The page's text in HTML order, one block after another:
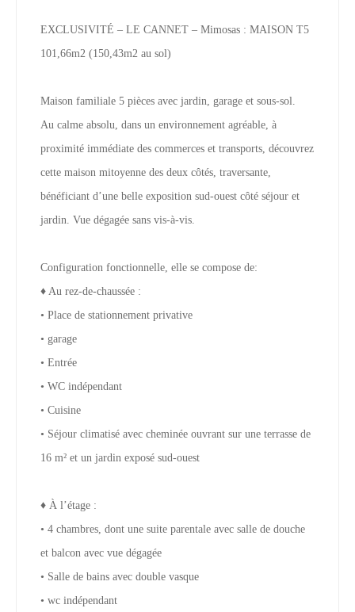
EXCLUSIVITÉ – LE CANNET – Mimosas : MAISON T5
101,66m2 (150,43m2 au sol)
Maison familiale 5 pièces avec jardin, garage et sous-sol.
Au calme absolu, dans un environnement agréable, à
proximité immédiate des commerces et transports, découvrez
cette maison mitoyenne des deux côtés, traversante,
bénéficiant d’une belle exposition sud-ouest côté séjour et
jardin. Vue dégagée sans vis-à-vis.
Configuration fonctionnelle, elle se compose de:
♦ Au rez-de-chaussée :
• Place de stationnement privative
• garage
• Entrée
• WC indépendant
• Cuisine
• Séjour climatisé avec cheminée ouvrant sur une terrasse de
16 m² et un jardin exposé sud-ouest
♦ À l’étage :
• 4 chambres, dont une suite parentale avec salle de douche
et balcon avec vue dégagée
• Salle de bains avec double vasque
• wc indépendant